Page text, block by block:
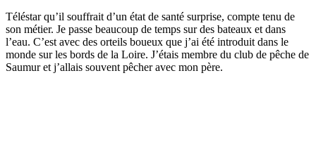
Téléstar qu’il souffrait d’un état de santé surprise, compte tenu de
son métier. Je passe beaucoup de temps sur des bateaux et dans
l’eau. C’est avec des orteils boueux que j’ai été introduit dans le
monde sur les bords de la Loire. J’étais membre du club de pêche de
Saumur et j’allais souvent pêcher avec mon père.